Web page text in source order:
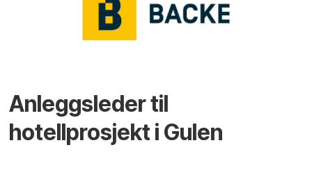
Anleggsleder til
hotellprosjekt i Gulen